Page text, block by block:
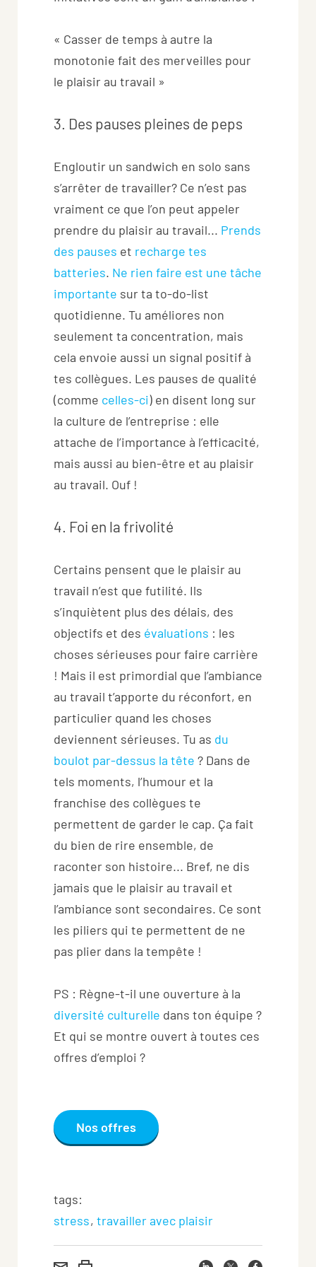
« Casser de temps à autre la
monotonie fait des merveilles pour
le plaisir au travail »
3. Des pauses pleines de peps
Engloutir un sandwich en solo sans
s’arrêter de travailler? Ce n’est pas
vraiment ce que l’on peut appeler
prendre du plaisir au travail... Prends
des pauses et recharge tes
batteries. Ne rien faire est une tâche
importante sur ta to-do-list
quotidienne. Tu améliores non
seulement ta concentration, mais
cela envoie aussi un signal positif à
tes collègues. Les pauses de qualité
(comme celles-ci) en disent long sur
la culture de l’entreprise : elle
attache de l’importance à l’efficacité,
mais aussi au bien-être et au plaisir
au travail. Ouf !
4. Foi en la frivolité
Certains pensent que le plaisir au
travail n’est que futilité. Ils
s’inquiètent plus des délais, des
objectifs et des évaluations : les
choses sérieuses pour faire carrière
! Mais il est primordial que l’ambiance
au travail t’apporte du réconfort, en
particulier quand les choses
deviennent sérieuses. Tu as du
boulot par-dessus la tête ? Dans de
tels moments, l’humour et la
franchise des collègues te
permettent de garder le cap. Ça fait
du bien de rire ensemble, de
raconter son histoire... Bref, ne dis
jamais que le plaisir au travail et
l’ambiance sont secondaires. Ce sont
les piliers qui te permettent de ne
pas plier dans la tempête !
PS : Règne-t-il une ouverture à la
diversité culturelle dans ton équipe ?
Et qui se montre ouvert à toutes ces
offres d’emploi ?
Nos offres
tags:
stress travailler avec plaisir